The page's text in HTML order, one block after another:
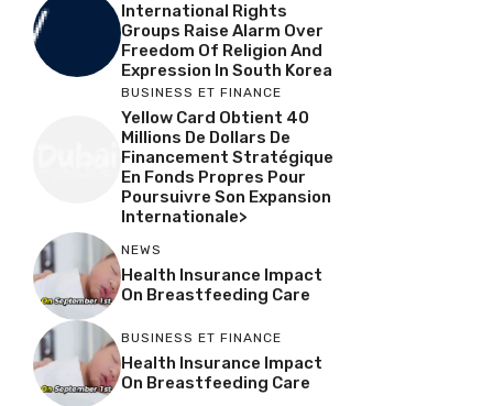
International Rights
Groups Raise Alarm Over
Freedom Of Religion And
Expression In South Korea
BUSINESS ET FINANCE
Yellow Card Obtient 40
Millions De Dollars De
Financement Stratégique
En Fonds Propres Pour
Poursuivre Son Expansion
Internationale>
NEWS
Health Insurance Impact
On Breastfeeding Care
BUSINESS ET FINANCE
Health Insurance Impact
On Breastfeeding Care